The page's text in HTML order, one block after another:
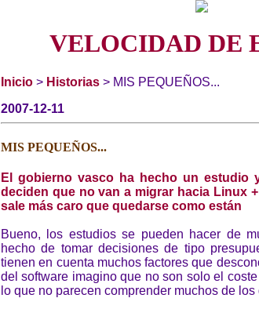
VELOCIDAD DE
Inicio > Historias > MIS PEQUEÑOS...
2007-12-11
MIS PEQUEÑOS...
El gobierno vasco ha hecho un estudio
deciden que no van a migrar hacia Linux
sale más caro que quedarse como están
Bueno, los estudios se pueden hacer de
hecho de tomar decisiones de tipo
tienen en cuenta muchos factores que
del software imagino que no son solo el
lo que no parecen comprender muchos de